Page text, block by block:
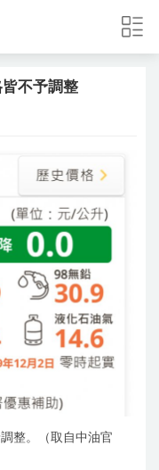
不予調整
整。（取自中油官